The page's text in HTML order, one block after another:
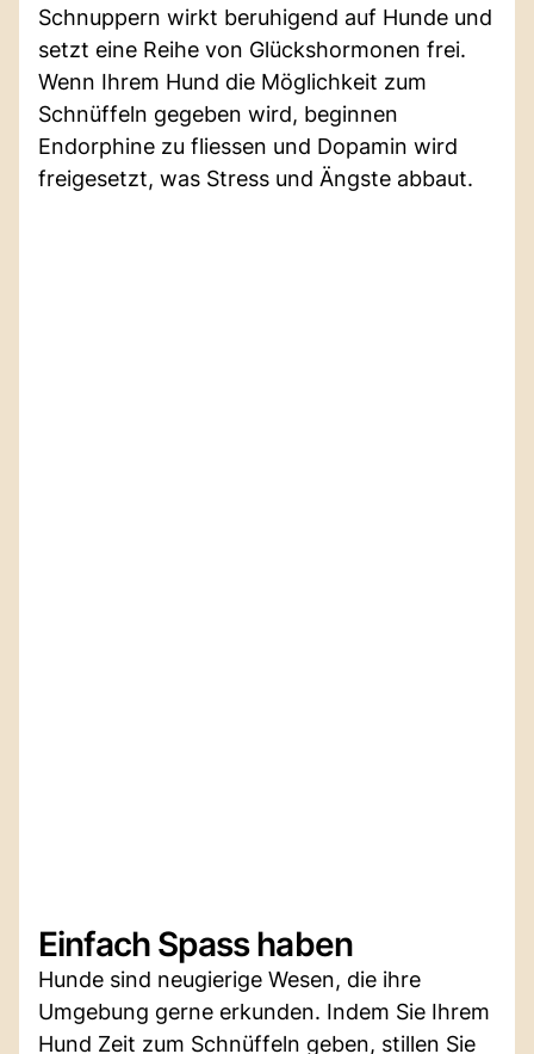
Schnuppern wirkt beruhigend auf Hunde und
setzt eine Reihe von Glückshormonen frei.
Wenn Ihrem Hund die Möglichkeit zum
Schnüffeln gegeben wird, beginnen
Endorphine zu fliessen und Dopamin wird
freigesetzt, was Stress und Ängste abbaut.
Einfach Spass haben
Hunde sind neugierige Wesen, die ihre
Umgebung gerne erkunden. Indem Sie Ihrem
Hund Zeit zum Schnüffeln geben, stillen Sie